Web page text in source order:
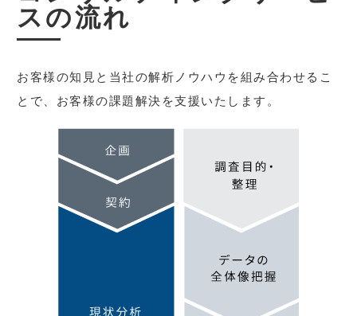
スの流れ
お客様の知⾒と当社の解析ノウハウを組み合わせるこ
とで、お客様の課題解決を⽀援いたします。